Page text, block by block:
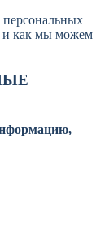
и как мы можем